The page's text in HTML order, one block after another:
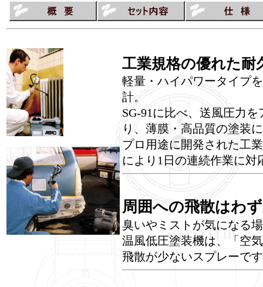
工業規格の優れた耐
軽量・ハイパワータイプ
計。
SG-91に比べ、送風圧力
り、薄膜・高品質の塗装
プロ用途に開発された工
により1日の連続作業に対
周囲への飛散はわ
臭いやミストが気になる
温風低圧塗装機は、「空
飛散が少ないスプレーで